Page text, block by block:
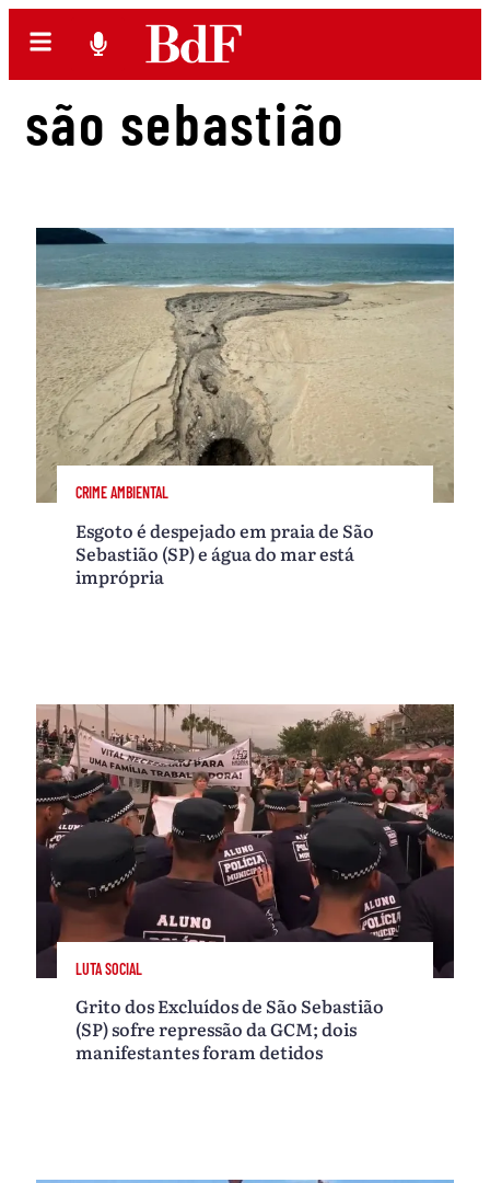
são sebastião
CRIME AMBIENTAL
Esgoto é despejado em praia de São
Sebastião (SP) e água do mar está
imprópria
LUTA SOCIAL
Grito dos Excluídos de São Sebastião
(SP) sofre repressão da GCM; dois
manifestantes foram detidos